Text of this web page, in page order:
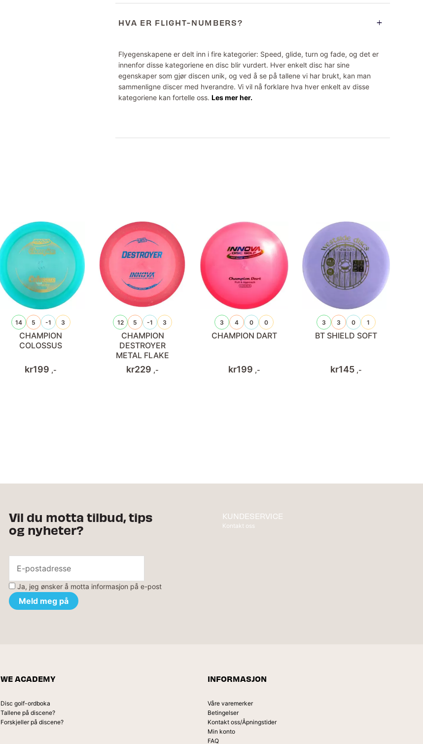
HVA ER FLIGHT-NUMBERS?
Flyegenskapene er delt inn i fire kategorier: Speed, glide, turn og fade, og det er
innenfor disse kategoriene en disc blir vurdert. Hver enkelt disc har sine
egenskaper som gjør discen unik, og ved å se på tallene vi har brukt, kan man
sammenligne discer med hverandre. Vi vil nå forklare hva hver enkelt av disse
kategoriene kan fortelle oss.Les mer her.
14 5 -1 3
CHAMPION
COLOSSUS
kr199 ,-
12 5 -1 3
CHAMPION
DESTROYER
METAL FLAKE
kr229 ,-
3 4 0 0
CHAMPION DART
kr199 ,-
3 3 0 1
BT SHIELD SOFT
kr145 ,-
Vil du motta tilbud, tips
og nyheter?
Ja, jeg ønsker å motta informasjon på e-post
KUNDESERVICE
Kontakt oss
WE ACADEMY
Disc golf-ordboka
Tallene på discene?
Forskjeller på discene?
INFORMASJON
Våre varemerker
Betingelser
Kontakt oss/Åpningstider
Min konto
FAQ